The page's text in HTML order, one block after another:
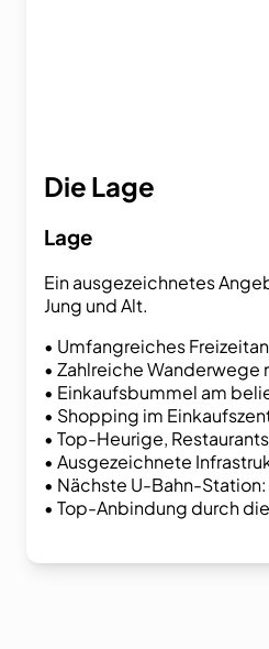
Die Lage
Lage
Ein ausgezeichnetes
Jung und Alt.
• Umfangreiches
• Zahlreiche
• Einkaufsbummel am
• Shopping im
• Top-Heurige,
• Ausgezeichnete
• Nächste U-Bahn-
• Top-Anbindung durch